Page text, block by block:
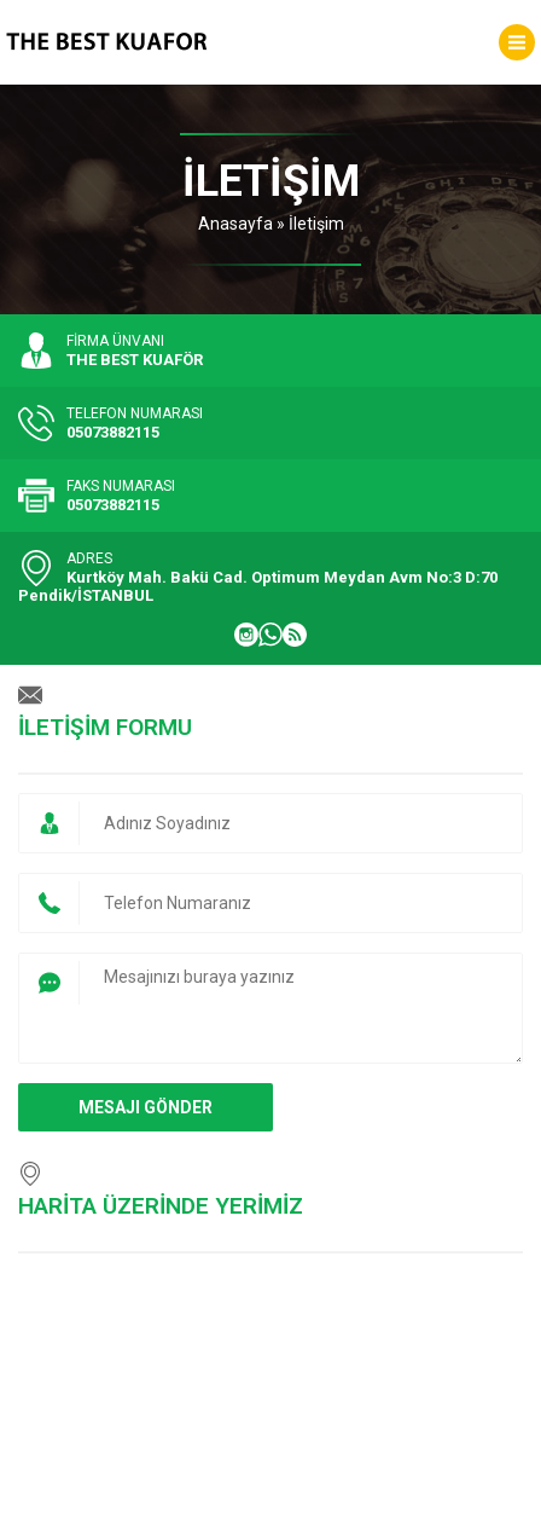
İLETIŞIM
Anasayfa» İletişim
FİRMA ÜNVANI
THE BEST KUAFÖR
TELEFON NUMARASI
05073882115
FAKS NUMARASI
05073882115
ADRES
Kurtköy Mah. Bakü Cad. Optimum Meydan Avm No:3 D:70
Pendik/İSTANBUL
İLETİŞİM FORMU
HARİTA ÜZERİNDE YERİMİZ